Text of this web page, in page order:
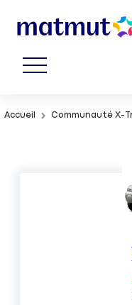
Accueil Communauté X-